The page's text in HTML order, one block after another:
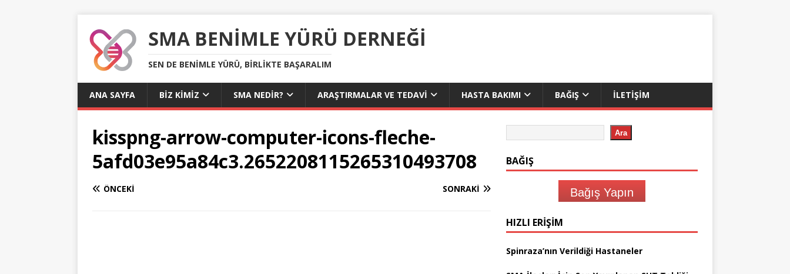
SMA BENIMLE YÜRÜ DERNEĞI
SEN DE BENIMLE YÜRÜ, BIRLIKTE BAŞARALIM
ANA SAYFA BIZ KIMIZ SMA NEDIR? ARAŞTIRMALAR VE TEDAVI HASTA BAKIMI BAĞIŞ İLETIŞIM
kisspng-arrow-computer-icons-fleche-
5afd03e95a84c3.2652208115265310493708
ÖNCEKI SONRAKI
Ara
BAĞIŞ
Bağış Yapın
HIZLI ERIŞIM
Spinraza’nın Verildiği Hastaneler